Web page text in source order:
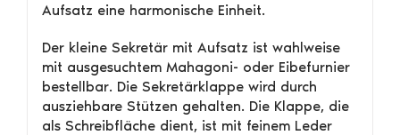
Aufsatz eine harmonische Einheit.
Der kleine Sekretär mit Aufsatz ist wahlweise
mit ausgesuchtem Mahagoni- oder Eibefurnier
bestellbar. Die Sekretärklappe wird durch
ausziehbare Stützen gehalten. Die Klappe, die
als Schreibfläche dient, ist mit feinem Leder